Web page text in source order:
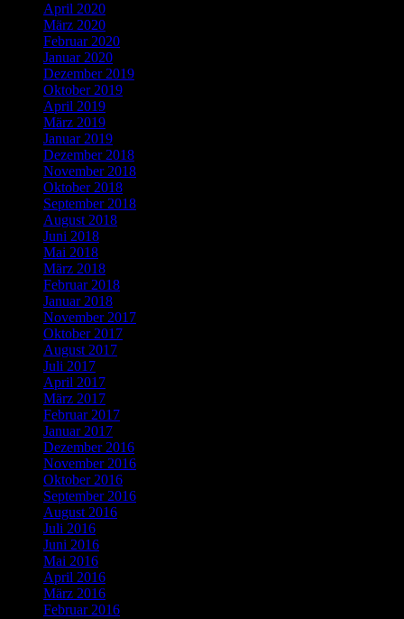
April 2020
März 2020
Februar 2020
Januar 2020
Dezember 2019
Oktober 2019
April 2019
März 2019
Januar 2019
Dezember 2018
November 2018
Oktober 2018
September 2018
August 2018
Juni 2018
Mai 2018
März 2018
Februar 2018
Januar 2018
November 2017
Oktober 2017
August 2017
Juli 2017
April 2017
März 2017
Februar 2017
Januar 2017
Dezember 2016
November 2016
Oktober 2016
September 2016
August 2016
Juli 2016
Juni 2016
Mai 2016
April 2016
März 2016
Februar 2016